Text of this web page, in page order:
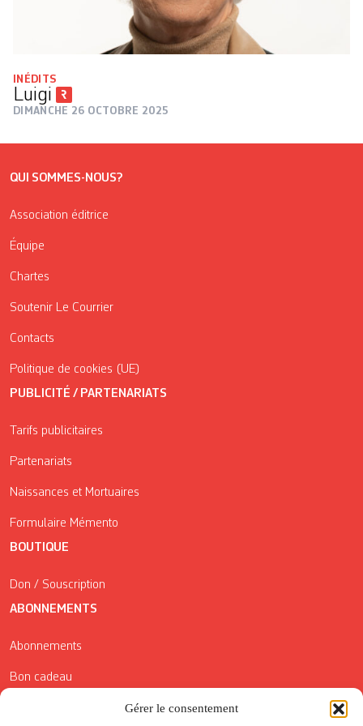
Gérer le consentement
INÉDITS
Luigi
DIMANCHE 26 OCTOBRE 2025
QUI SOMMES-NOUS?
Association éditrice
Équipe
Chartes
Soutenir Le Courrier
Contacts
Politique de cookies (UE)
PUBLICITÉ / PARTENARIATS
Tarifs publicitaires
Partenariats
Naissances et Mortuaires
Formulaire Mémento
BOUTIQUE
Don / Souscription
ABONNEMENTS
Abonnements
Bon cadeau
Conditions générales de vente